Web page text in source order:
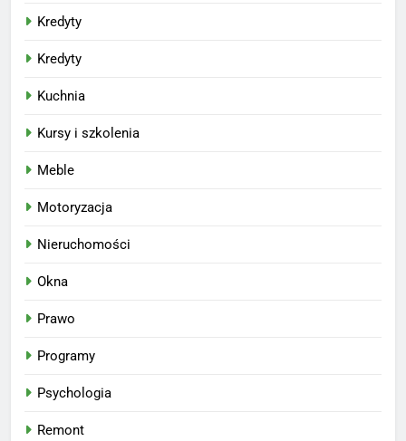
Kredyty
Kredyty
Kuchnia
Kursy i szkolenia
Meble
Motoryzacja
Nieruchomości
Okna
Prawo
Programy
Psychologia
Remont